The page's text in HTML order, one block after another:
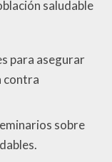
saludable
para asegurar
contra
sobre